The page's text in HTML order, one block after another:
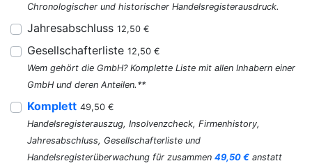
Chronologischer und historischer Handelsregisterausdruck.
Jahresabschluss 12,50 €
Gesellschafterliste 12,50 €
Wem gehört die GmbH? Komplette Liste mit allen Inhabern einer
GmbH und deren Anteilen.**
Komplett 49,50 €
Handelsregisterauszug, Insolvenzcheck, Firmenhistory,
Jahresabschluss, Gesellschafterliste und
Handelsregisterüberwachung für zusammen 49,50 € anstatt